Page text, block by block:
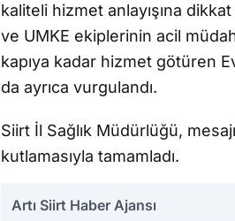
kaliteli hizmet anlayışına
ve UMKE ekiplerinin acil
kapıya kadar hizmet götüren
da ayrıca vurgulandı.
Siirt İl Sağlık Müdürlüğü,
kutlamasıyla tamamladı.
Artı Siirt Haber Ajansı